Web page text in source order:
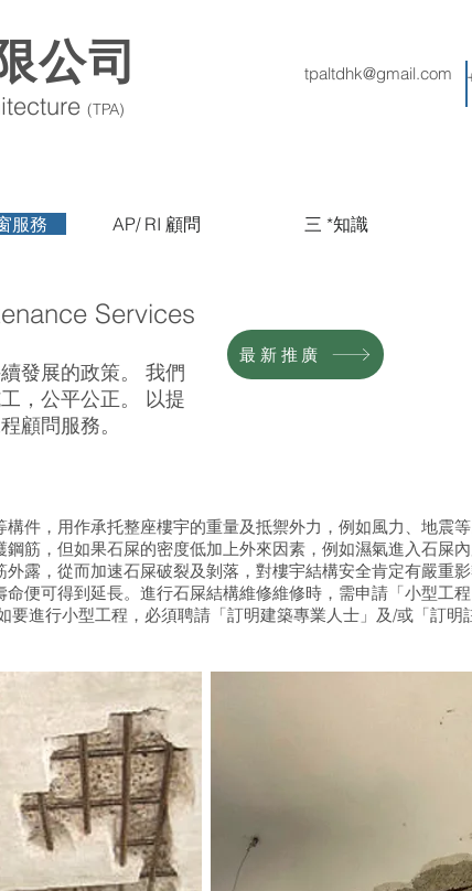
tpaltdhk@gmail.com
公司
(TPA)
服務 AP/ RI 顧問 三 *知識
Services
發展的政策。 我們
，公平公正。 以提
顧問服務。
最新推廣
件，用作承托整座樓宇的重量及抵禦外力，例如風力、地震
筋，但如果石屎的密度低加上外來因素，例如濕氣進入石屎
露，從而加速石屎破裂及剝落，對樓宇結構安全肯定有嚴重
便可得到延長。進行石屎結構維修維修時，需申請「小型工
進行小型工程，必須聘請「訂明建築專業人士」及/或「訂明